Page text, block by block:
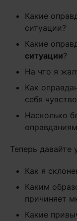
Какие
ситуации?
Какие
ситуации?
На что я
Как
себя
Насколько
Теперь давайте
Как я
Каким
причиняет
Какие